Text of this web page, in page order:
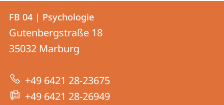
Kontakt
und
Informationen
zur
Website
Kontaktinformationen
FB
04
|
Psychologie
FB 04 | Psychologie
Gutenbergstraße 18
35032 Marburg
+49 6421 28-23675
+49 6421 28-26949